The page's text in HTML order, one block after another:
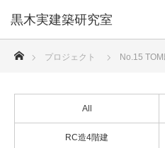
黒木実建築研究室
プロジェクト No.15
All
RC造4階建